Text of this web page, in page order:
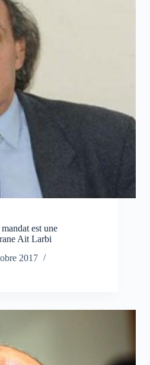
est une
Ait Larbi
2017